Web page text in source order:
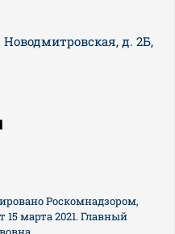
Новодмитровская, д. 2Б,
Роскомнадзором,
марта 2021. Главный